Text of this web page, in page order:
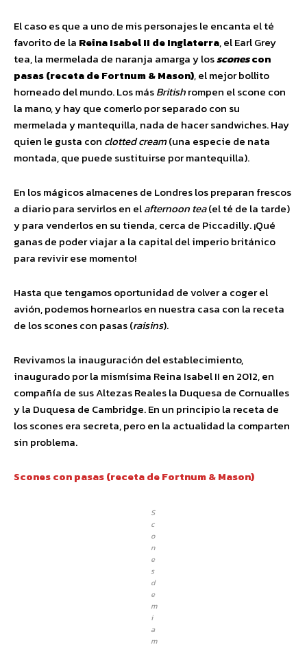
El caso es que a uno de mis personajes le encanta el té
favorito de la Reina Isabel II de Inglaterra, el Earl Grey
tea, la mermelada de naranja amarga y lossconescon
pasas (receta de Fortnum & Mason), el mejor bollito
horneado del mundo. Los másBritishrompen el scone con
la mano, y hay que comerlo por separado con su
mermelada y mantequilla, nada de hacer sandwiches. Hay
quien le gusta con clotted cream(una especie de nata
montada, que puede sustituirse por mantequilla).
En los mágicos almacenes de Londres los preparan frescos
a diario para servirlos en elafternoon tea(el té de la tarde)
y para venderlos en su tienda, cerca de Piccadilly. ¡Qué
ganas de poder viajar a la capital del imperio británico
para revivir ese momento!
Hasta que tengamos oportunidad de volver a coger el
avión, podemos hornearlos en nuestra casa con la receta
de los scones con pasas (raisins).
Revivamos la inauguración del establecimiento,
inaugurado por la mismísima Reina Isabel II en 2012, en
compañía de sus Altezas Reales la Duquesa de Cornualles
y la Duquesa de Cambridge. En un principio la receta de
los scones era secreta, pero en la actualidad la comparten
sin problema.
Scones con pasas (receta de Fortnum & Mason)
S
c
o
n
e
s
d
e
m
i
a
m